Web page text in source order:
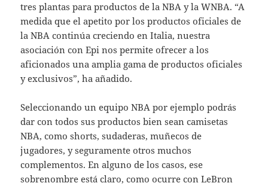
tres plantas para productos de la NBA y la WNBA. “A
medida que el apetito por los productos oficiales de
la NBA continúa creciendo en Italia, nuestra
asociación con Epi nos permite ofrecer a los
aficionados una amplia gama de productos oficiales
y exclusivos”, ha añadido.
Seleccionando un equipo NBA por ejemplo podrás
dar con todos sus productos bien sean camisetas
NBA, como shorts, sudaderas, muñecos de
jugadores, y seguramente otros muchos
complementos. En alguno de los casos, ese
sobrenombre está claro, como ocurre con LeBron